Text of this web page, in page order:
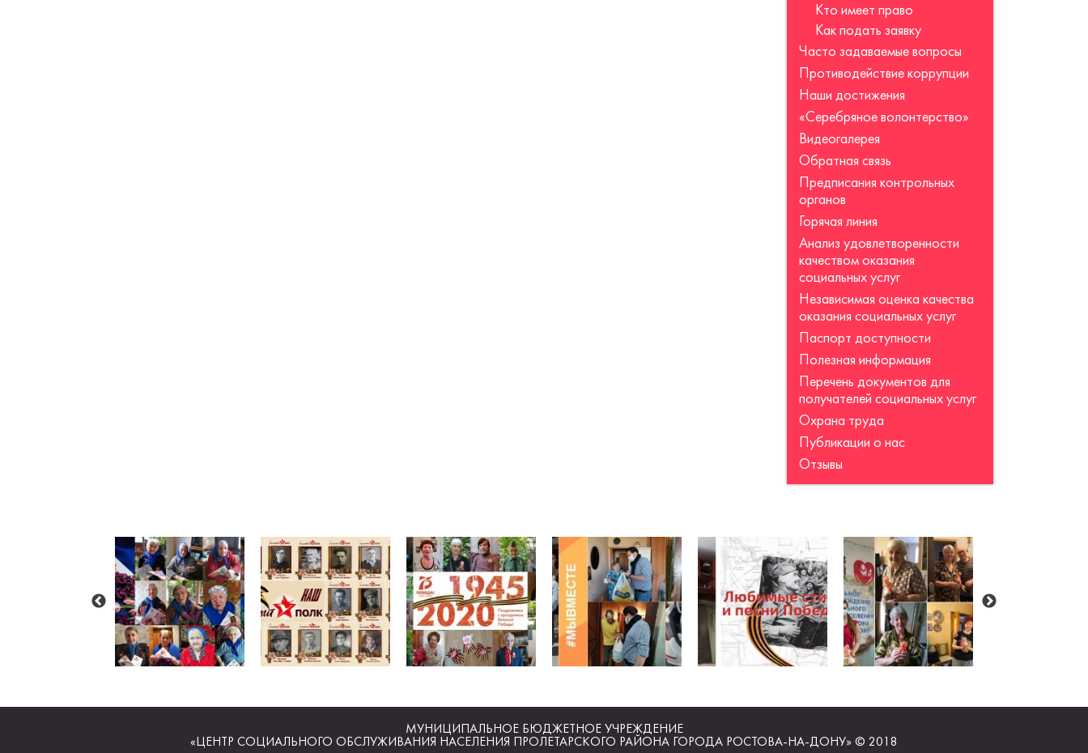
Кто имеет право
Как подать заявку
Часто задаваемые вопросы
Противодействие коррупции
Наши достижения
«Серебряное волонтерство»
Видеогалерея
Обратная связь
Предписания контрольных
органов
Горячая линия
Анализ удовлетворенности
качеством оказания
социальных услуг
Независимая оценка качества
оказания социальных услуг
Паспорт доступности
Полезная информация
Перечень документов для
получателей социальных услуг
Охрана труда
Публикации о нас
Отзывы
МУНИЦИПАЛЬНОЕ БЮДЖЕТНОЕ УЧРЕЖДЕНИЕ
«ЦЕНТР СОЦИАЛЬНОГО ОБСЛУЖИВАНИЯ НАСЕЛЕНИЯ ПРОЛЕТАРСКОГО РАЙОНА ГОРОДА РОСТОВА-НА-ДОНУ» © 2018